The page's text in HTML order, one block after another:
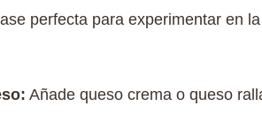
perfecta para experimentar en
Añade queso crema o queso